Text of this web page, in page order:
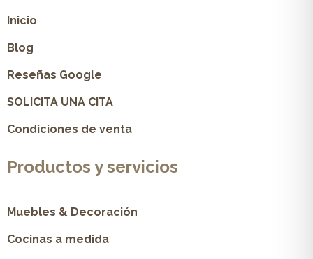
Inicio
Blog
Reseñas Google
SOLICITA UNA CITA
Condiciones de venta
Productos y servicios
Muebles & Decoración
Cocinas a medida